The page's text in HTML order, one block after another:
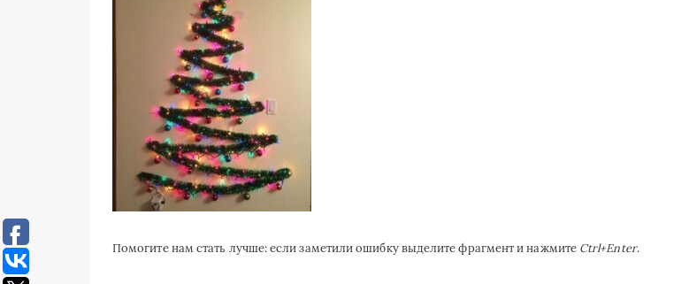
Помогите нам стать лучше: если заметили ошибку выделите фрагмент и нажмите Ctrl+Enter.